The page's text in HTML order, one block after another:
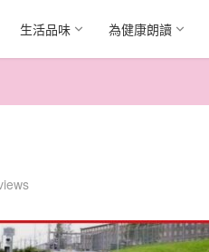
生活品味 為健康朗讀